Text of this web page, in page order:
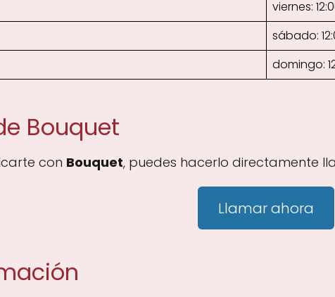
viernes:
sábado:
domingo:
Bouquet
con Bouquet, puedes hacerlo directamente
Llamar ahora